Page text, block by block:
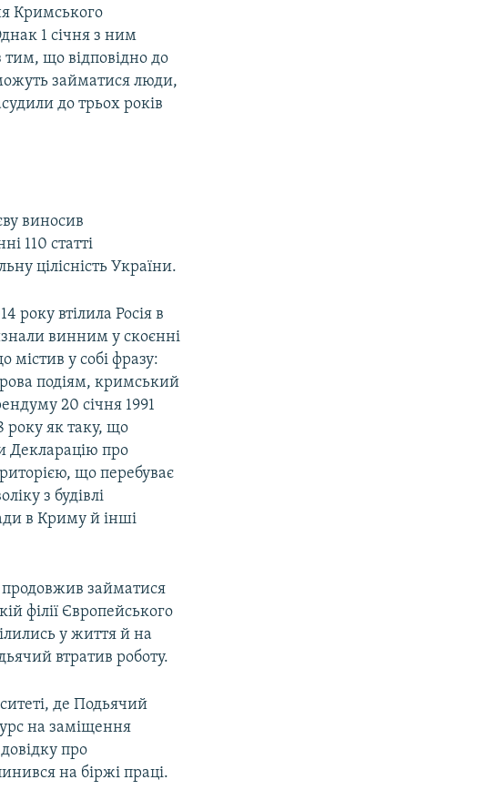
Кримського
1 січня з ним
тим, що відповідно до
займатися люди,
до трьох років
виносив
110 статті
цілісність України.
року втілила Росія в
винним у скоєнні
у собі фразу:
подіям, кримський
20 січня 1991
року як таку, що
Декларацію про
що перебуває
з будівлі
в Криму й інші
займатися
філії Європейського
у життя й на
втратив роботу.
де Подьячий
на заміщення
про
на біржі праці.